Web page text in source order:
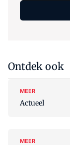
Ontdek ook
MEER
Actueel
MEER